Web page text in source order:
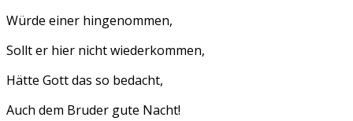
Würde einer hingenommen,
Sollt er hier nicht wiederkommen,
Hätte Gott das so bedacht,
Auch dem Bruder gute Nacht!